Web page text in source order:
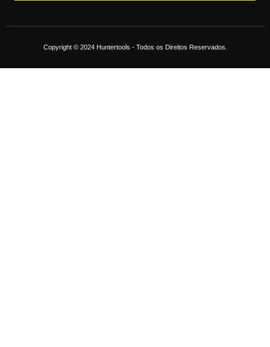
Copyright © 2024 Huntertools - Todos os Direitos Reservados.